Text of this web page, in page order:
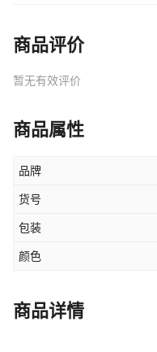
商品评价
暂无有效评价
商品属性
品牌
货号
包装
颜色
商品详情